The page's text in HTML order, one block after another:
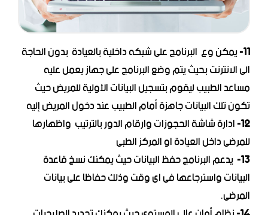
11- يمكن وع البرنامج على شبكه داخلية بالعيادة بدون الحاجة
الى الانترنت بحيث يتم وضع البرنامج على جهاز يعمل عليه
مساعد الطبيب ليقوم بتسجيل البيانات الأولية للمريض حيث
تكون تلك البيانات جاهزة أمام الطبيب عند دخول المريض إليه
12- ادارة شاشة الحجوزات وارقام الدور بالترتيب واظهارها
للمرضى داخل العيادة او المركز الطبى
13- يدعم البرنامج حفظ البيانات حيث يمكنك نسخ قاعدة
البيانات واسترجاعها فى اى وقت وذلك حفاظا على بيانات
المرضى.